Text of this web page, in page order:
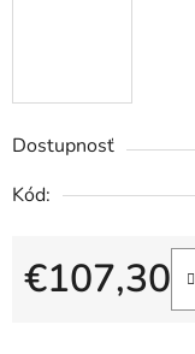
Dostupnosť
Kód:
€107,30